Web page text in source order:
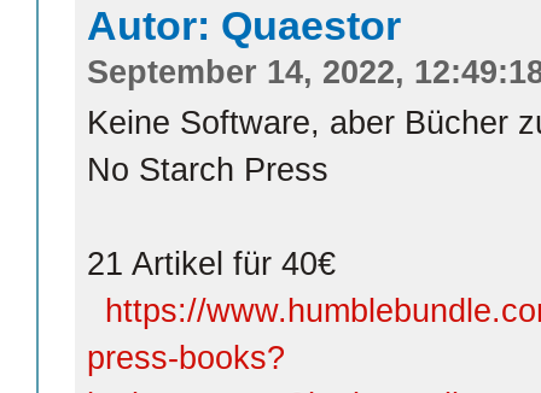
Autor: Quaestor
September 14, 2022,
Keine Software, aber Bücher
No Starch Press
21 Artikel für 40€
https://
press-books?